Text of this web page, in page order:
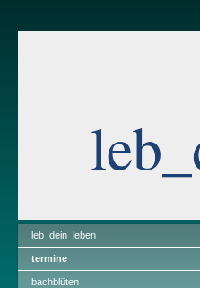
leb_dein_leben
termine
bachblüten